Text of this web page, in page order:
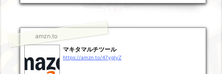
amzn.to
マキタマルチツール
https://amzn.to/47ygIyZ